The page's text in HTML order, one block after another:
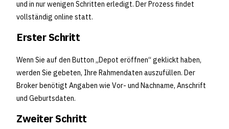
und in nur wenigen Schritten erledigt. Der Prozess findet
vollständig online statt.
Erster Schritt
Wenn Sie auf den Button „Depot eröffnen“ geklickt haben,
werden Sie gebeten, Ihre Rahmendaten auszufüllen. Der
Broker benötigt Angaben wie Vor- und Nachname, Anschrift
und Geburtsdaten.
Zweiter Schritt